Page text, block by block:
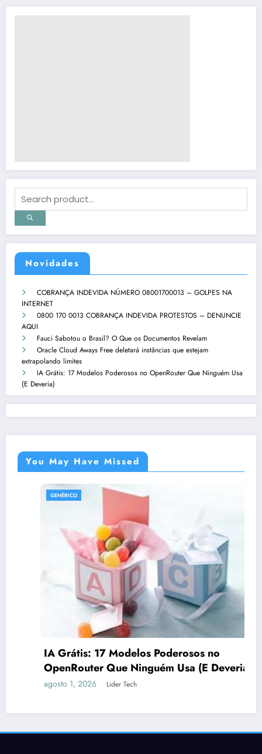
Novidades
COBRANÇA INDEVIDA NÚMERO 08001700013 – GOLPES NA
INTERNET
0800 170 0013 COBRANÇA INDEVIDA PROTESTOS – DENUNCIE
AQUI
Fauci Sabotou o Brasil? O Que os Documentos Revelam
Oracle Cloud Aways Free deletará instâncias que estejam
extrapolando limites
IA Grátis: 17 Modelos Poderosos no OpenRouter Que Ninguém Usa
(E Deveria)
You May Have Missed
GENÉRICO
IA Grátis: 17 Modelos Poderosos no
OpenRouter Que Ninguém Usa (E Deveria)
agosto 1, 2026 Lider Tech